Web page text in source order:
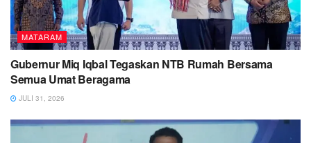
MATARAM
Gubernur Miq Iqbal Tegaskan NTB Rumah Bersama
Semua Umat Beragama
JULI 31, 2026